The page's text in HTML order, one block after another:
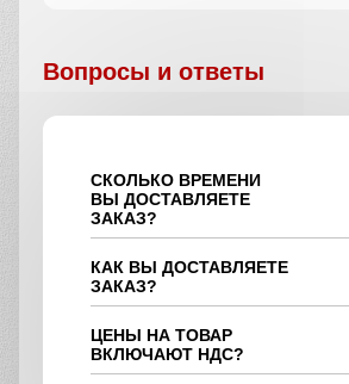
Вопросы и ответы
СКОЛЬКО ВРЕМЕНИ
ВЫ ДОСТАВЛЯЕТЕ
ЗАКАЗ?
КАК ВЫ ДОСТАВЛЯЕТЕ
ЗАКАЗ?
ЦЕНЫ НА ТОВАР
ВКЛЮЧАЮТ НДС?